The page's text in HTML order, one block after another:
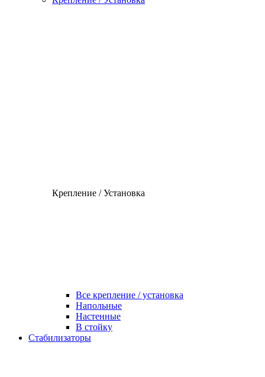
Крепление / Установка
Все крепление / установка
Напольные
Настенные
В стойку
Стабилизаторы